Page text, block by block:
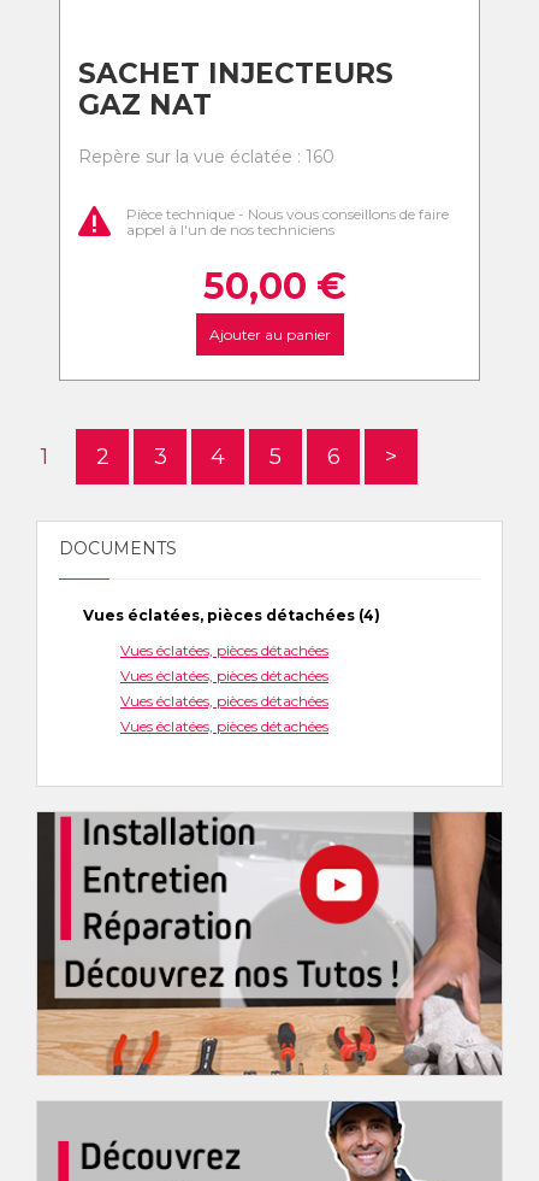
SACHET INJECTEURS
GAZ NAT
Repère sur la vue éclatée : 160
Pièce technique - Nous vous conseillons de faire
appel à l'un de nos techniciens
50,00 €
Ajouter au panier
1 2 3 4 5 6 >
DOCUMENTS
Vues éclatées, pièces détachées (4)
Vues éclatées, pièces détachées
Vues éclatées, pièces détachées
Vues éclatées, pièces détachées
Vues éclatées, pièces détachées